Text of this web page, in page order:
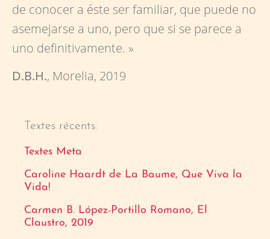
de conocer a éste ser familiar, que puede no
asemejarse a uno, pero que si se parece a
uno definitivamente. »
D.B.H., Morelia, 2019
Textes récents:
Textes Meta
Caroline Haardt de La Baume, Que Viva la
Vida!
Carmen B. López-Portillo Romano, El
Claustro, 2019